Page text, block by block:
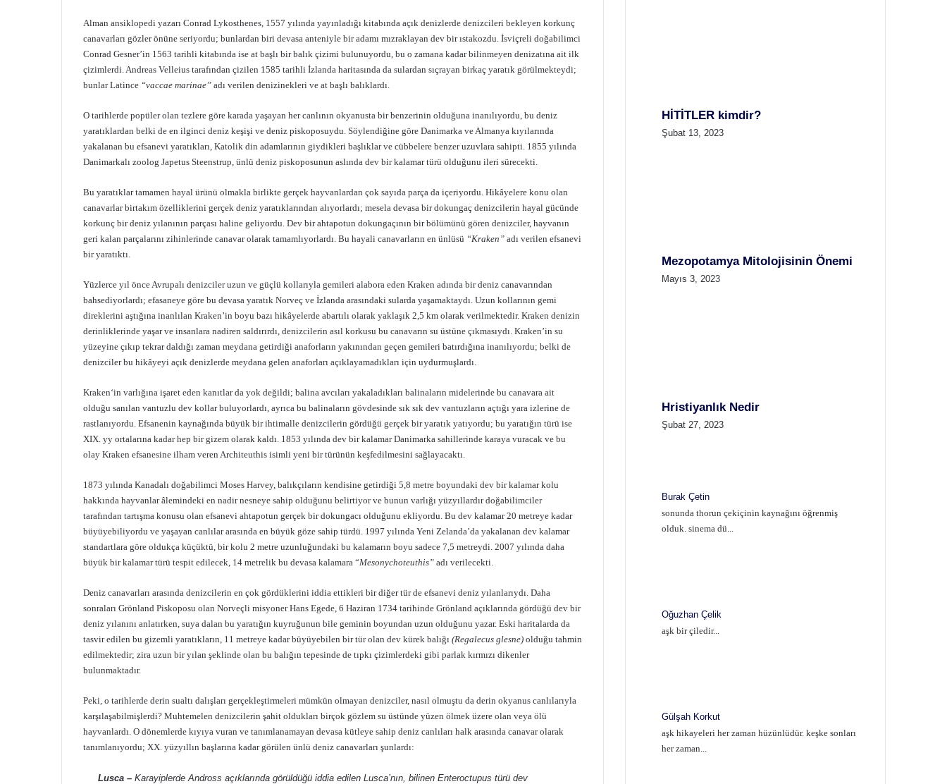
Alman ansiklopedi yazarı Conrad Lykosthenes, 1557 yılında yayınladığı kitabında açık denizlerde denizcileri bekleyen korkunç
canavarları gözler önüne seriyordu; bunlardan biri devasa anteniyle bir adamı mızraklayan dev bir ıstakozdu. İsviçreli doğabilimci
Conrad Gesner’in 1563 tarihli kitabında ise at başlı bir balık çizimi bulunuyordu, bu o zamana kadar bilinmeyen denizatına ait ilk
çizimlerdi. Andreas Velleius tarafından çizilen 1585 tarihli İzlanda haritasında da sulardan sıçrayan birkaç yaratık görülmekteydi;
bunlar Latince “vaccae marinae” adı verilen denizinekleri ve at başlı balıklardı.
O tarihlerde popüler olan tezlere göre karada yaşayan her canlının okyanusta bir benzerinin olduğuna inanılıyordu, bu deniz
yaratıklardan belki de en ilginci deniz keşişi ve deniz piskoposuydu. Söylendiğine göre Danimarka ve Almanya kıyılarında
yakalanan bu efsanevi yaratıkları, Katolik din adamlarının giydikleri başlıklar ve cübbelere benzer uzuvlara sahipti. 1855 yılında
Danimarkalı zoolog Japetus Steenstrup, ünlü deniz piskoposunun aslında dev bir kalamar türü olduğunu ileri sürecekti.
Bu yaratıklar tamamen hayal ürünü olmakla birlikte gerçek hayvanlardan çok sayıda parça da içeriyordu. Hikâyelere konu olan
canavarlar birtakım özelliklerini gerçek deniz yaratıklarından alıyorlardı; mesela devasa bir dokungaç denizcilerin hayal gücünde
korkunç bir deniz yılanının parçası haline geliyordu. Dev bir ahtapotun dokungaçının bir bölümünü gören denizciler, hayvanın
geri kalan parçalarını zihinlerinde canavar olarak tamamlıyorlardı. Bu hayali canavarların en ünlüsü “Kraken” adı verilen efsanevi
bir yaratıktı.
Yüzlerce yıl önce Avrupalı denizciler uzun ve güçlü kollarıyla gemileri alabora eden Kraken adında bir deniz canavarından
bahsediyorlardı; efasaneye göre bu devasa yaratık Norveç ve İzlanda arasındaki sularda yaşamaktaydı. Uzun kollarının gemi
direklerini aştığına inanlılan Kraken’in boyu bazı hikâyelerde abartılı olarak yaklaşık 2,5 km olarak verilmektedir. Kraken denizin
derinliklerinde yaşar ve insanlara nadiren saldırırdı, denizcilerin asıl korkusu bu canavarın su üstüne çıkmasıydı. Kraken’in su
yüzeyine çıkıp tekrar daldığı zaman meydana getirdiği anaforların yakınından geçen gemileri batırdığına inanılıyordu; belki de
denizciler bu hikâyeyi açık denizlerde meydana gelen anaforları açıklayamadıkları için uydurmuşlardı.
Kraken‘in varlığına işaret eden kanıtlar da yok değildi; balina avcıları yakaladıkları balinaların midelerinde bu canavara ait
olduğu sanılan vantuzlu dev kollar buluyorlardı, ayrıca bu balinaların gövdesinde sık sık dev vantuzların açtığı yara izlerine de
rastlanıyordu. Efsanenin kaynağında büyük bir ihtimalle denizcilerin gördüğü gerçek bir yaratık yatıyordu; bu yaratığın türü ise
XIX. yy ortalarına kadar hep bir gizem olarak kaldı. 1853 yılında dev bir kalamar Danimarka sahillerinde karaya vuracak ve bu
olay Kraken efsanesine ilham veren Architeuthis isimli yeni bir türünün keşfedilmesini sağlayacaktı.
1873 yılında Kanadalı doğabilimci Moses Harvey, balıkçıların kendisine getirdiği 5,8 metre boyundaki dev bir kalamar kolu
hakkında hayvanlar âlemindeki en nadir nesneye sahip olduğunu belirtiyor ve bunun varlığı yüzyıllardır doğabilimciler
tarafından tartışma konusu olan efsanevi ahtapotun gerçek bir dokungacı olduğunu ekliyordu. Bu dev kalamar 20 metreye kadar
büyüyebiliyordu ve yaşayan canlılar arasında en büyük göze sahip türdü. 1997 yılında Yeni Zelanda’da yakalanan dev kalamar
standartlara göre oldukça küçüktü, bir kolu 2 metre uzunluğundaki bu kalamarın boyu sadece 7,5 metreydi. 2007 yılında daha
büyük bir kalamar türü tespit edilecek, 14 metrelik bu devasa kalamara “Mesonychoteuthis” adı verilecekti.
Deniz canavarları arasında denizcilerin en çok gördüklerini iddia ettikleri bir diğer tür de efsanevi deniz yılanlarıydı. Daha
sonraları Grönland Piskoposu olan Norveçli misyoner Hans Egede, 6 Haziran 1734 tarihinde Grönland açıklarında gördüğü dev bir
deniz yılanını anlatırken, suya dalan bu yaratığın kuyruğunun bile geminin boyundan uzun olduğunu yazar. Eski haritalarda da
tasvir edilen bu gizemli yaratıkların, 11 metreye kadar büyüyebilen bir tür olan dev kürek balığı (Regalecus glesne) olduğu tahmin
edilmektedir; zira uzun bir yılan şeklinde olan bu balığın tepesinde de tıpkı çizimlerdeki gibi parlak kırmızı dikenler
bulunmaktadır.
Peki, o tarihlerde derin sualtı dalışları gerçekleştirmeleri mümkün olmayan denizciler, nasıl olmuştu da derin okyanus canlılarıyla
karşılaşabilmişlerdi? Muhtemelen denizcilerin şahit oldukları birçok gözlem su üstünde yüzen ölmek üzere olan veya ölü
hayvanlardı. O dönemlerde kıyıya vuran ve tanımlanamayan devasa kütleye sahip deniz canlıları halk arasında canavar olarak
tanımlanıyordu; XX. yüzyıllın başlarına kadar görülen ünlü deniz canavarları şunlardı:
Lusca – Karayiplerde Andross açıklarında görüldüğü iddia edilen Lusca’nın, bilinen Enteroctupus türü dev
HİTİTLER kimdir?
Şubat 13, 2023
Mezopotamya Mitolojisinin Önemi
Mayıs 3, 2023
Hristiyanlık Nedir
Şubat 27, 2023
Burak Çetin
sonunda thorun çekiçinin kaynağını öğrenmiş
olduk. sinema dü...
Oğuzhan Çelik
aşk bir çiledir...
Gülşah Korkut
aşk hikayeleri her zaman hüzünlüdür. keşke sonları
her zaman...